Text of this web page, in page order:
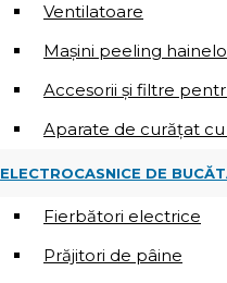
Ventilatoare
Mașini peeling
Accesorii și filtre
Aparate de curățat
ELECTROCASNICE DE
Fierbători electrice
Prăjitori de pâine